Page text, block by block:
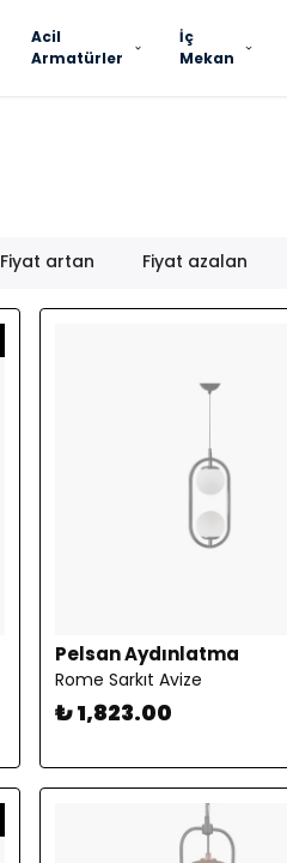
Acil
Armatürler
İç
Mekan
Fiyat artan Fiyat azalan
Pelsan Aydınlatma
Rome Sarkıt Avize
₺ 1,823.00